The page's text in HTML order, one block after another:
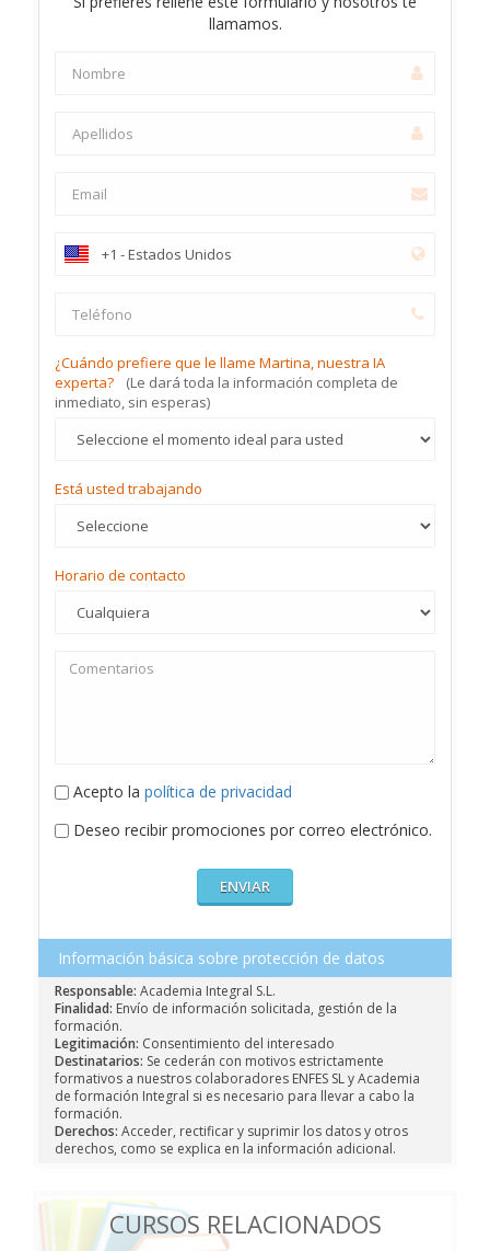
llamamos.
¿Cuándo prefiere que le llame Martina, nuestra IA
experta?
(Le dará toda la información completa de
inmediato, sin esperas)
Está usted trabajando
Horario de contacto
Acepto la política de privacidad
Deseo recibir promociones por correo electrónico.
Información básica sobre protección de datos
Responsable: Academia Integral S.L.
Finalidad: Envío de información solicitada, gestión de la
formación.
Legitimación: Consentimiento del interesado
Destinatarios: Se cederán con motivos estrictamente
formativos a nuestros colaboradores ENFES SL y Academia
de formación Integral si es necesario para llevar a cabo la
formación.
Derechos: Acceder, rectificar y suprimir los datos y otros
derechos, como se explica en la información adicional.
CURSOS RELACIONADOS